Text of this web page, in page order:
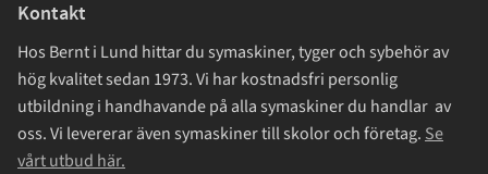
Kontakt
Hos Bernt i Lund hittar du symaskiner, tyger och sybehör av
hög kvalitet sedan 1973. Vi har kostnadsfri personlig
utbildning i handhavande på alla symaskiner du handlar av
oss. Vi levererar även symaskiner till skolor och företag. Se
vårt utbud här.